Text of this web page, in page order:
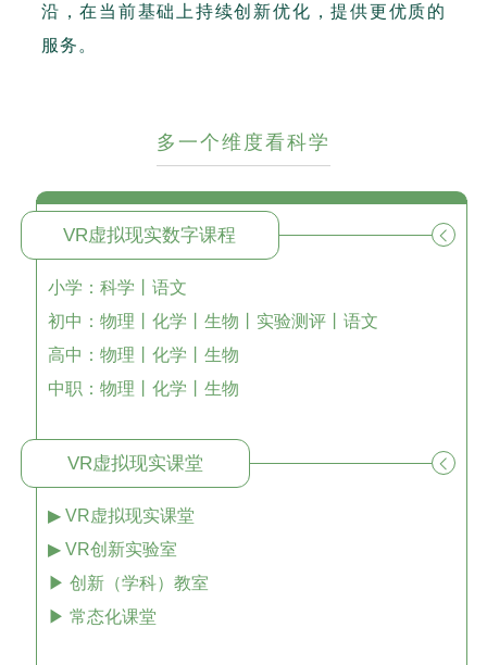
沿，在当前基础上持续创新优化，提供更优质的
服务。
多一个维度看科学
VR虚拟现实数字课程
小学：科学丨语文
初中：物理丨化学丨生物丨实验测评丨语文
高中：物理丨化学丨生物
中职：物理丨化学丨生物
VR虚拟现实课堂
▶ VR虚拟现实课堂
▶ VR创新实验室
▶ 创新（学科）教室
▶ 常态化课堂